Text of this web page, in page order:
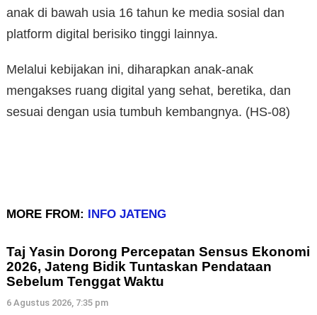
anak di bawah usia 16 tahun ke media sosial dan
platform digital berisiko tinggi lainnya.
Melalui kebijakan ini, diharapkan anak-anak
mengakses ruang digital yang sehat, beretika, dan
sesuai dengan usia tumbuh kembangnya. (HS-08)
MORE FROM: INFO JATENG
Taj Yasin Dorong Percepatan Sensus Ekonomi
2026, Jateng Bidik Tuntaskan Pendataan
Sebelum Tenggat Waktu
6 Agustus 2026, 7:35 pm